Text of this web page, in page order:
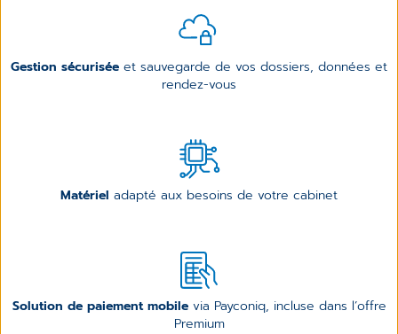
Gestion sécurisée et sauvegarde de vos dossiers, données et
rendez-vous
Matériel adapté aux besoins de votre cabinet
Solution de paiement mobile via Payconiq, incluse dans l’offre
Premium